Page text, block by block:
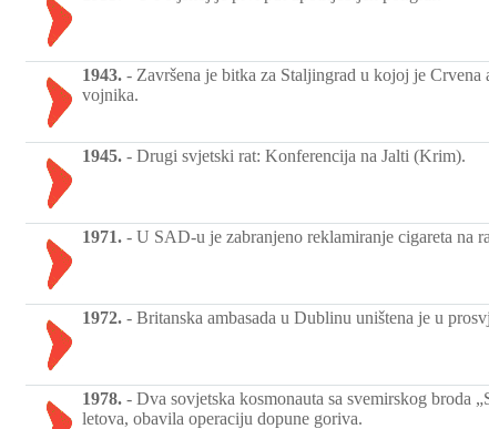
1943. - Završena je bitka za Staljingrad u kojoj je
vojnika.
1945. - Drugi svjetski rat: Konferencija na Jalti (Krim).
1971. - U SAD-u je zabranjeno reklamiranje cigareta na
1972. - Britanska ambasada u Dublinu uništena je u
1978. - Dva sovjetska kosmonauta sa svemirskog broda
letova, obavila operaciju dopune goriva.